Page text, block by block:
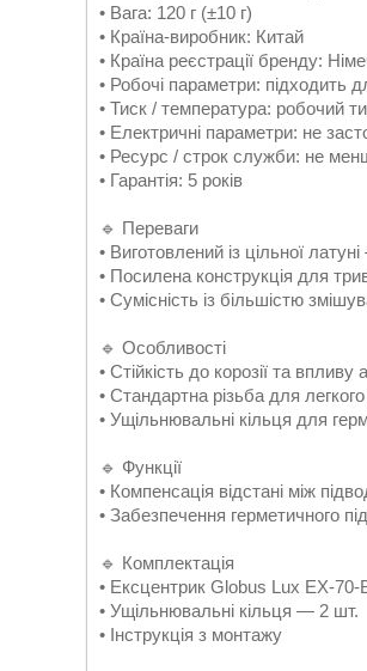
• Вага: 120 г (±10 г)
• Країна-виробник: Китай
• Країна реєстрації бренду:
• Робочі параметри: підходить
• Тиск / температура: робочий
• Електричні параметри: не
• Ресурс / строк служби: не
• Гарантія: 5 років
🔹 Переваги
• Виготовлений із цільної
• Посилена конструкція для
• Сумісність із більшістю
🔹 Особливості
• Стійкість до корозії та
• Стандартна різьба для
• Ущільнювальні кільця для
🔹 Функції
• Компенсація відстані між
• Забезпечення герметичного
🔹 Комплектація
• Ексцентрик Globus Lux EX-
• Ущільнювальні кільця — 2 шт.
• Інструкція з монтажу